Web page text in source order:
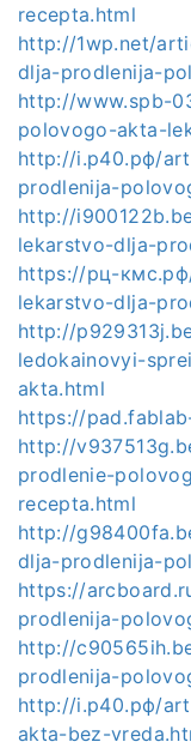
recepta.html
http://1wp.net/
dlja-prodlenija-
http://www.spb-
polovogo-akta-
http://i.р40.рф/
prodlenija-
http://
lekarstvo-dlja-
https://рц-
lekarstvo-dlja-
http://
ledokainovyi-
akta.html
https://
http://
prodlenie-
recepta.html
http://
dlja-prodlenija-
https://
prodlenija-
http://
prodlenija-
http://i.р40.рф/
akta-bez-